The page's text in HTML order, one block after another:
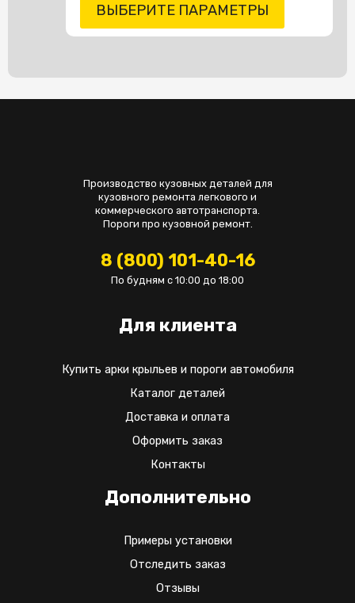
ВЫБЕРИТЕ ПАРАМЕТРЫ
Производство кузовных деталей для
кузовного ремонта легкового и
коммерческого автотранспорта.
Пороги про кузовной ремонт.
8 (800) 101-40-16
По будням с 10:00 до 18:00
Для клиента
Купить арки крыльев и пороги автомобиля
Каталог деталей
Доставка и оплата
Оформить заказ
Контакты
Дополнительно
Примеры установки
Отследить заказ
Отзывы